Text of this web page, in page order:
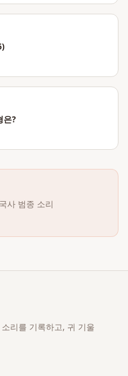
은?
사 범종 소리
리를 기록하고, 귀 기울